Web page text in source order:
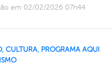
em 02/02/2026 07h44
, CULTURA, PROGRAMA AQUI